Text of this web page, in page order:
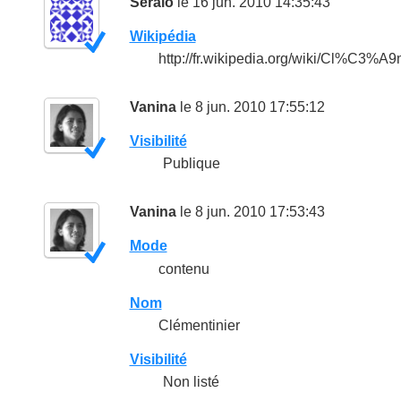
Wikipédia
http://fr.wikipedia.org/wiki/
Vaninale 8 jun. 2010 17:55:12
Visibilité
Publique
Vaninale 8 jun. 2010 17:53:43
Mode
contenu
Nom
Clémentinier
Visibilité
Non listé